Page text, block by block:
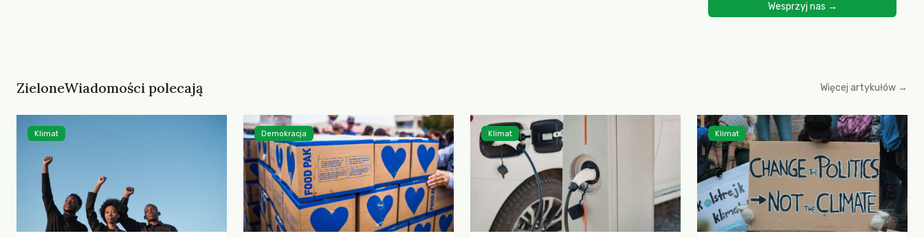
Wesprzyj nas →
ZieloneWiadomości polecają Więcej artykułów →
Klimat Demokracja Klimat Klimat